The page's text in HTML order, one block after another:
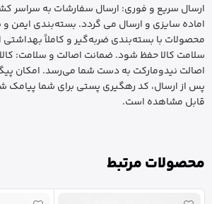
اماده سایزی و ارسال می گردد. بسته‌بندی ایمن
محصولات با بسته‌بندی ضربه‌گیر و کاملاً
سلامت کالا حفظ شود. ضمانت اصالت و سلامت:
اصالت نیدومارکت به دست شما می‌رسد. امکان
پس از ارسال، کد رهگیری پستی برای شما پیامک
قابل مشاهده است.
محصولات مرتبط